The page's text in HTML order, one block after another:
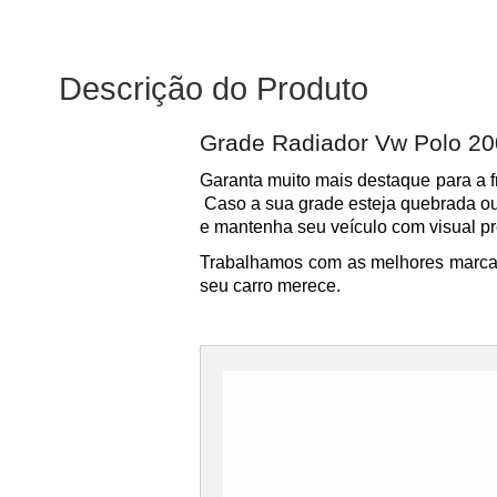
Descrição do Produto
Grade Radiador Vw Polo
Garanta muito mais destaque para a
Caso a sua grade esteja quebrada
e mantenha seu veículo com visual
Trabalhamos com as melhores
seu carro merece.